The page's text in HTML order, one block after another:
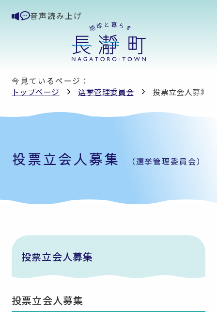
音声読み上げ
今見ているページ：
トップページ
選挙管理委員会 投票立会人募集
投票立会人募集 （選挙管理委員会）
投票立会人募集
投票立会人募集